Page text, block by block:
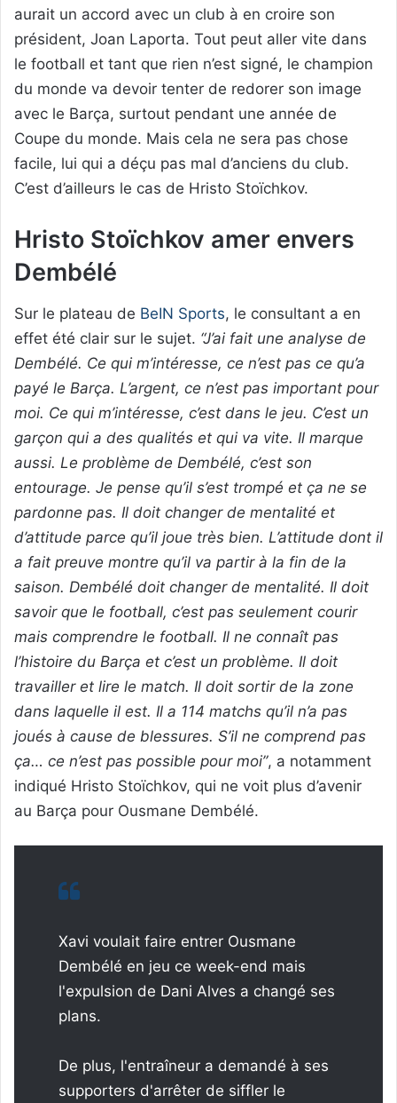
aurait un accord avec un club à en croire son
président, Joan Laporta. Tout peut aller vite dans
le football et tant que rien n’est signé, le champion
du monde va devoir tenter de redorer son image
avec le Barça, surtout pendant une année de
Coupe du monde. Mais cela ne sera pas chose
facile, lui qui a déçu pas mal d’anciens du club.
C’est d’ailleurs le cas de Hristo Stoïchkov.
Hristo Stoïchkov amer envers
Dembélé
Sur le plateau de BeIN Sports, le consultant a en
effet été clair sur le sujet. “J’ai fait une analyse de
Dembélé. Ce qui m’intéresse, ce n’est pas ce qu’a
payé le Barça. L’argent, ce n’est pas important pour
moi. Ce qui m’intéresse, c’est dans le jeu. C’est un
garçon qui a des qualités et qui va vite. Il marque
aussi. Le problème de Dembélé, c’est son
entourage. Je pense qu’il s’est trompé et ça ne se
pardonne pas. Il doit changer de mentalité et
d’attitude parce qu’il joue très bien. L’attitude dont il
a fait preuve montre qu’il va partir à la fin de la
saison. Dembélé doit changer de mentalité. Il doit
savoir que le football, c’est pas seulement courir
mais comprendre le football. Il ne connaît pas
l’histoire du Barça et c’est un problème. Il doit
travailler et lire le match. Il doit sortir de la zone
dans laquelle il est. Il a 114 matchs qu’il n’a pas
joués à cause de blessures. S’il ne comprend pas
ça… ce n’est pas possible pour moi”, a notamment
indiqué Hristo Stoïchkov, qui ne voit plus d’avenir
au Barça pour Ousmane Dembélé.
Xavi voulait faire entrer Ousmane
Dembélé en jeu ce week-end mais
l'expulsion de Dani Alves a changé ses
plans.
De plus, l'entraîneur a demandé à ses
supporters d'arrêter de siffler le